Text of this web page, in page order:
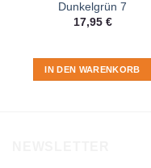
Dunkelgrün 7
17,95 €
IN DEN WARENKORB